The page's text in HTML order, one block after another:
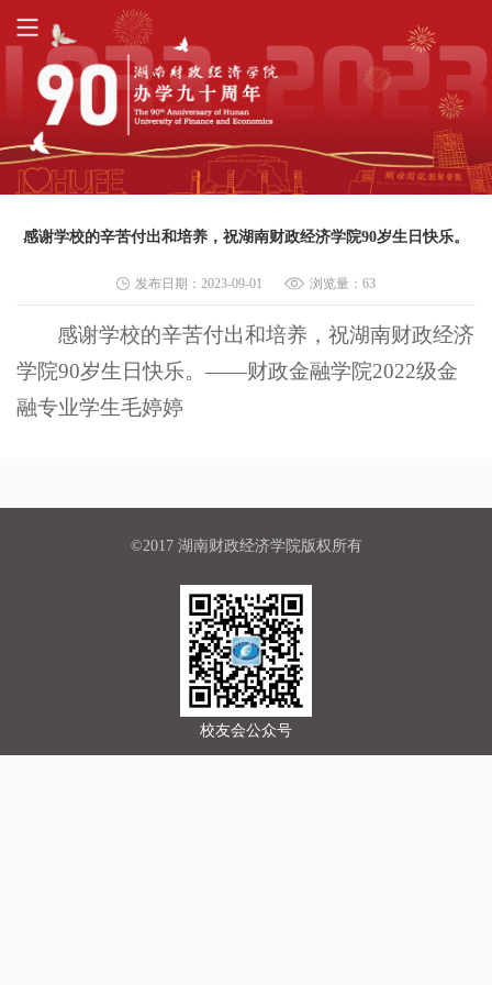
感谢学校的辛苦付出和培养，祝湖南财政经济学院90岁生日快乐。
发布日期：2023-09-01 浏览量： 63
感谢学校的辛苦付出和培养，祝湖南财政经济
学院90岁生日快乐。——财政金融学院2022级金
融专业学生毛婷婷
©2017 湖南财政经济学院版权所有
校友会公众号